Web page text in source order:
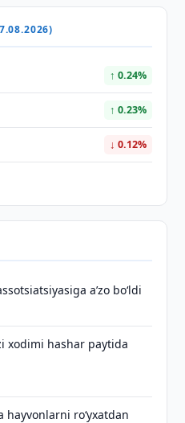
↑ 0.24%
↑ 0.23%
↓ 0.12%
aʼzo bo‘ldi
xodimi hashar paytida
hayvonlarni ro‘yxatdan